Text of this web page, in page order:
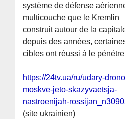
système de défense
multicouche que le Kremlin
construit autour de la
depuis des années,
cibles ont réussi à le
https://24tv.ua/ru/udary-
moskve-jeto-skazyvaetsja-
nastroenijah-
(site ukrainien)